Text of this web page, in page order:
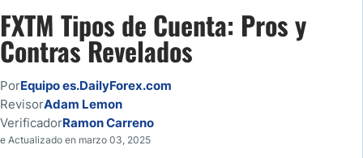
Visión General de los Tipos de Cuenta FXTM
FXTM Tipos de Cuenta
Características de la cuenta FXTM
FXTM Tipos de Cuenta: Pros y
Contras Revelados
PorEquipo es.DailyForex.com
RevisorAdam Lemon
VerificadorRamon Carreno
e Actualizado en marzo 03, 2025